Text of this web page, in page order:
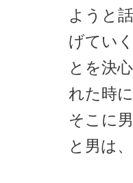
ようと
げてい
とを決
れた時
そこに
と男は